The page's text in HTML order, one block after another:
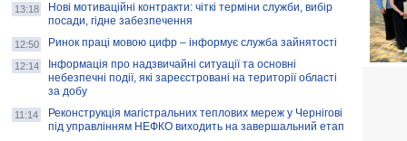
13:18
Нові мотиваційні контракти: чіткі терміни служби, вибір
посади, гідне забезпечення
12:50 Ринок праці мовою цифр – інформує служба зайнятості
12:14
Інформація про надзвичайні ситуації та основні
небезпечні події, які зареєстровані на території області
за добу
11:14
Реконструкція магістральних теплових мереж у Чернігові
під управлінням НЕФКО виходить на завершальний етап